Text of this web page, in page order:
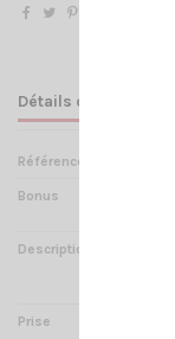
Détails du produit
Référence
Bonus
Description
Prise